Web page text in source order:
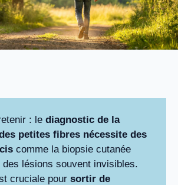
: le diagnostic de la
petites fibres nécessite des
comme la biopsie cutanée
des lésions souvent invisibles.
cruciale pour sortir de